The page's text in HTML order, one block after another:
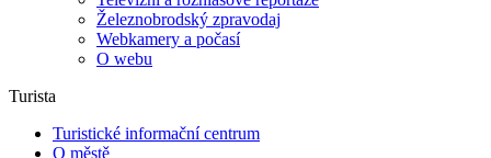
Železnobrodský zpravodaj
Webkamery a počasí
O webu
Turista
Turistické informační centrum
O městě